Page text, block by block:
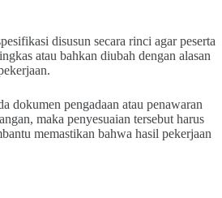
disusun secara rinci agar peserta
atau bahkan diubah dengan alasan
dokumen pengadaan atau penawaran
maka penyesuaian tersebut harus
memastikan bahwa hasil pekerjaan